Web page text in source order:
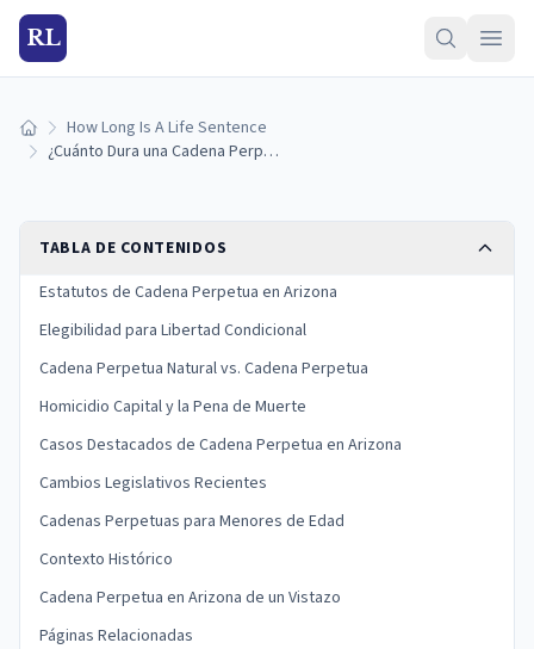
RL
Inicio How Long Is A Life Sentence
¿Cuánto Dura una Cadena Perpetua en Arizona? (Guía 2026)
TABLA DE CONTENIDOS
Estatutos de Cadena Perpetua en Arizona
Elegibilidad para Libertad Condicional
Cadena Perpetua Natural vs. Cadena Perpetua
Homicidio Capital y la Pena de Muerte
Casos Destacados de Cadena Perpetua en Arizona
Cambios Legislativos Recientes
Cadenas Perpetuas para Menores de Edad
Contexto Histórico
Cadena Perpetua en Arizona de un Vistazo
Páginas Relacionadas